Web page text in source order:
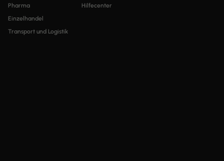
Pharma
Einzelhandel
Transport und Logistik
Hilfecenter